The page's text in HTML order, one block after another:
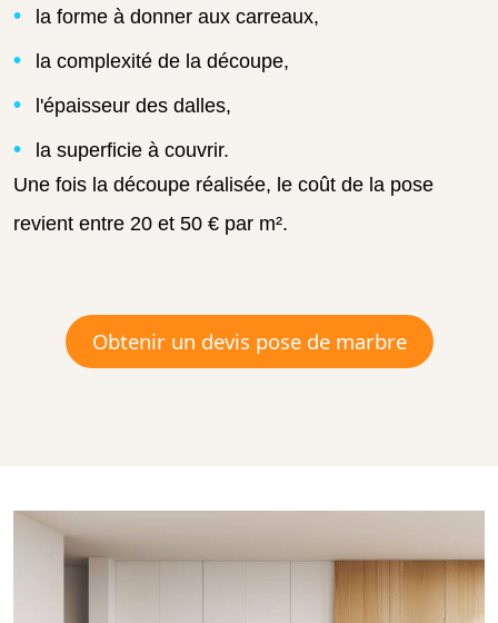
la forme à donner aux carreaux,
la complexité de la découpe,
l'épaisseur des dalles,
la superficie à couvrir.
Une fois la découpe réalisée, le coût de la pose
revient entre 20 et 50 € par m².
Obtenir un devis pose de marbre